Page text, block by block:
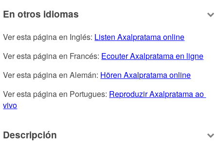
En otros idiomas
Ver esta página en Inglés: Listen Axalpratama online
Ver esta página en Francés: Ecouter Axalpratama en ligne
Ver esta página en Alemán: Hören Axalpratama online
Ver esta página en Portugues: Reproduzir Axalpratama ao
vivo
Descripción